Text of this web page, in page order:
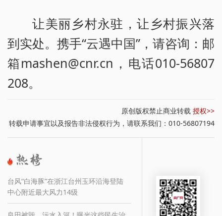
让美丽乡村永驻，让乡村振兴落
到实处。携手“云遇中国”，请咨询：邮
箱mashen@cnr.cn，电话010-56807
208。
原创版权禁止商业转载 授权>>
转载申请事宜以及报告非法侵权行为，请联系我们：010-56807194
台风“白海豚”在浙江台州玉环沿海登陆
中心附近最大风力14级